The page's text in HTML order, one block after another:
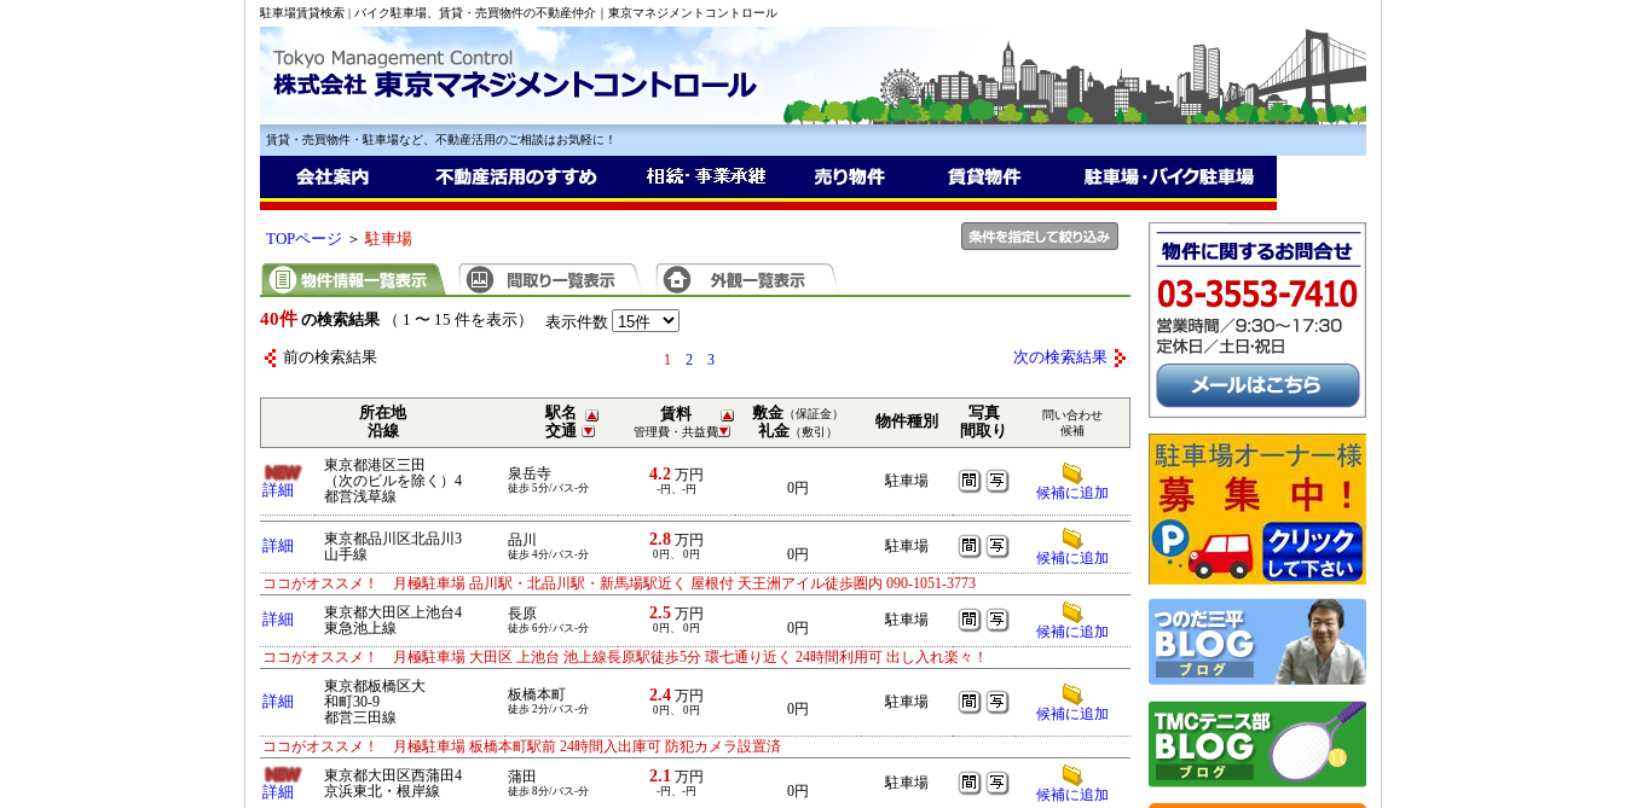
駐車場賃貸検索 | バイク駐車場、賃貸・売買物件の不動産仲介｜東京マネジメントコントロール
賃貸・売買物件・駐車場など、不動産活用のご相談はお気軽に！
TOPページ ＞駐車場
40件 の検索結果（ 1 〜 15 件を表示） 表示件数
前の検索結果 1 2 3 次の検索結果
所在地
沿線
駅名
交通
賃料
管理費・共益費
敷金 （保証金）
礼金 （敷引）
物件種別
写真
間取り
問い合わせ
候補
詳細
東京都港区三田
（次のビルを除く）4
都営浅草線
泉岳寺
徒歩 5分/バス-分
4.2万円
-円、-円 0円
駐車場
候補に追加
詳細
東京都品川区北品川3
山手線
品川
徒歩 4分/バス-分
2.8万円
0円、 0円 0円
駐車場
候補に追加
ココがオススメ！ 月極駐車場 品川駅・北品川駅・新馬場駅近く 屋根付 天王洲アイル徒歩圏内 090-1051-3773
詳細
東京都大田区上池台4
東急池上線
長原
徒歩 6分/バス-分
2.5万円
0円、 0円 0円
駐車場
候補に追加
ココがオススメ！ 月極駐車場 大田区 上池台 池上線長原駅徒歩5分 環七通り近く 24時間利用可 出し入れ楽々！
詳細
東京都板橋区大
和町30-9
都営三田線
板橋本町
徒歩 2分/バス-分
2.4万円
0円、 0円 0円
駐車場
候補に追加
ココがオススメ！ 月極駐車場 板橋本町駅前 24時間入出庫可 防犯カメラ設置済
詳細
東京都大田区西蒲田4
京浜東北・根岸線
蒲田
徒歩 8分/バス-分
2.1 万円
-円、-円 0円
駐車場
候補に追加